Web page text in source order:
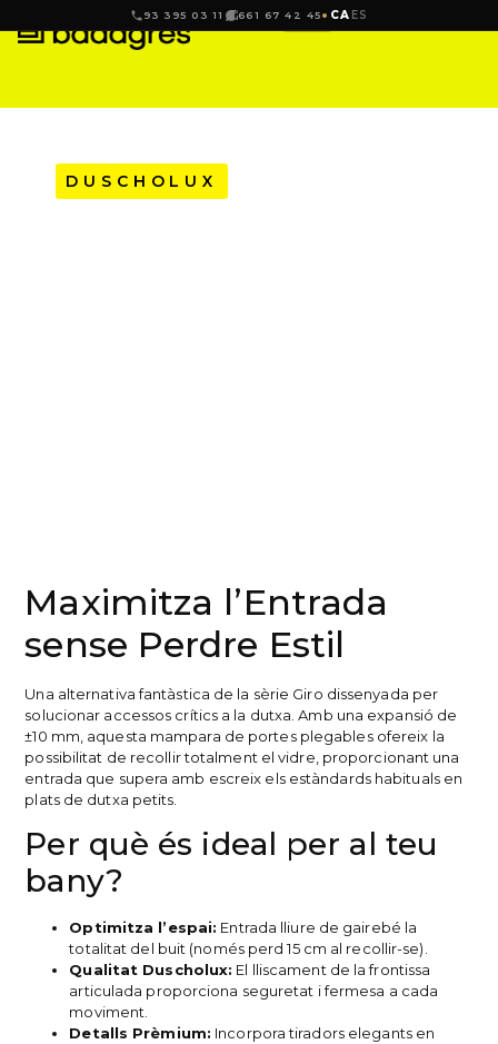
93 395 03 11 661 67 42 45 CA ES
DUSCHOLUX
Maximitza l’Entrada
sense Perdre Estil
Una alternativa fantàstica de la sèrie Giro dissenyada per
solucionar accessos crítics a la dutxa. Amb una expansió de
±10 mm, aquesta mampara de portes plegables ofereix la
possibilitat de recollir totalment el vidre, proporcionant una
entrada que supera amb escreix els estàndards habituals en
plats de dutxa petits.
Per què és ideal per al teu
bany?
Optimitza l’espai: Entrada lliure de gairebé la
totalitat del buit (només perd 15 cm al recollir-se).
Qualitat Duscholux: El lliscament de la frontissa
articulada proporciona seguretat i fermesa a cada
moviment.
Detalls Prèmium: Incorpora tiradors elegants en